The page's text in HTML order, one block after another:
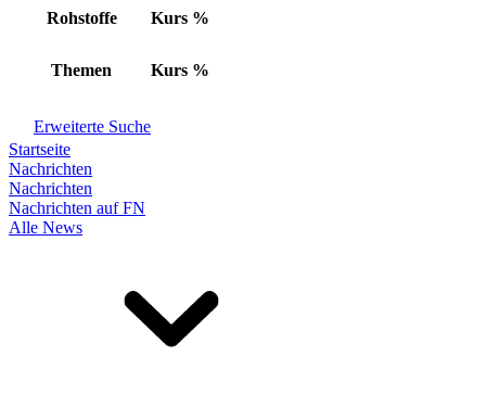
Rohstoffe Kurs %
Themen Kurs %
Erweiterte Suche
Startseite
Nachrichten
Nachrichten
Nachrichten auf FN
Alle News